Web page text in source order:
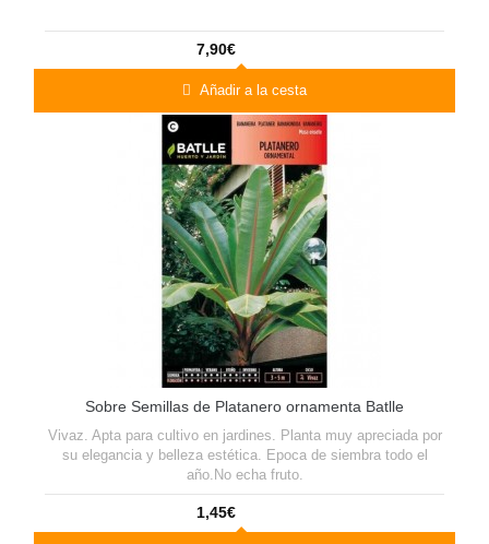
7,90€
Añadir a la cesta
Sobre Semillas de Platanero ornamenta Batlle
Vivaz. Apta para cultivo en jardines. Planta muy apreciada por
su elegancia y belleza estética. Epoca de siembra todo el
año.No echa fruto.
1,45€